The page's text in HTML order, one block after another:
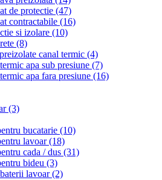
de protectie (47)
contractabile (16)
si izolare (10)
(8)
canal termic (4)
apa sub presiune (7)
apa fara presiune (16)
(3)
bucatarie (10)
lavoar(18)
cada / dus (31)
bideu (3)
lavoar(2)